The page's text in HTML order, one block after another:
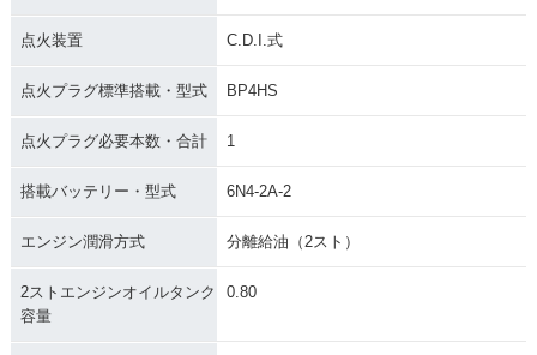
点火装置 C.D.I.式
点火プラグ標準搭載・型式 BP4HS
点火プラグ必要本数・合計 1
搭載バッテリー・型式 6N4-2A-2
エンジン潤滑方式 分離給油（2スト）
2ストエンジンオイルタンク
容量
0.80